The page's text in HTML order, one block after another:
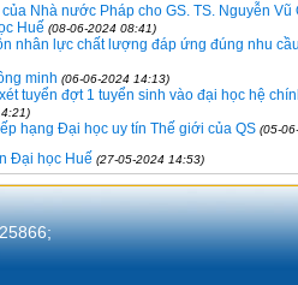
Nhà nước Pháp cho GS. TS. Nguyễn Vũ
Huế (08-06-2024 08:41)
nhân lực chất lượng đáp ứng đúng nhu cầu
minh (06-06-2024 14:13)
tuyển đợt 1 tuyển sinh vào đại học hệ
hạng Đại học uy tín Thế giới của QS (05-
Đại học Huế (27-05-2024 14:53)